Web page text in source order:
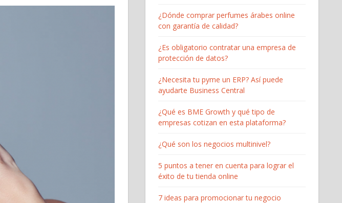
¿Dónde comprar perfumes árabes online
con garantía de calidad?
¿Es obligatorio contratar una empresa de
protección de datos?
¿Necesita tu pyme un ERP? Así puede
ayudarte Business Central
¿Qué es BME Growth y qué tipo de
empresas cotizan en esta plataforma?
¿Qué son los negocios multinivel?
5 puntos a tener en cuenta para lograr el
éxito de tu tienda online
7 ideas para promocionar tu negocio